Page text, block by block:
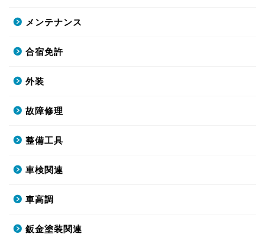
メンテナンス
合宿免許
外装
故障修理
整備工具
車検関連
車高調
鈑金塗装関連